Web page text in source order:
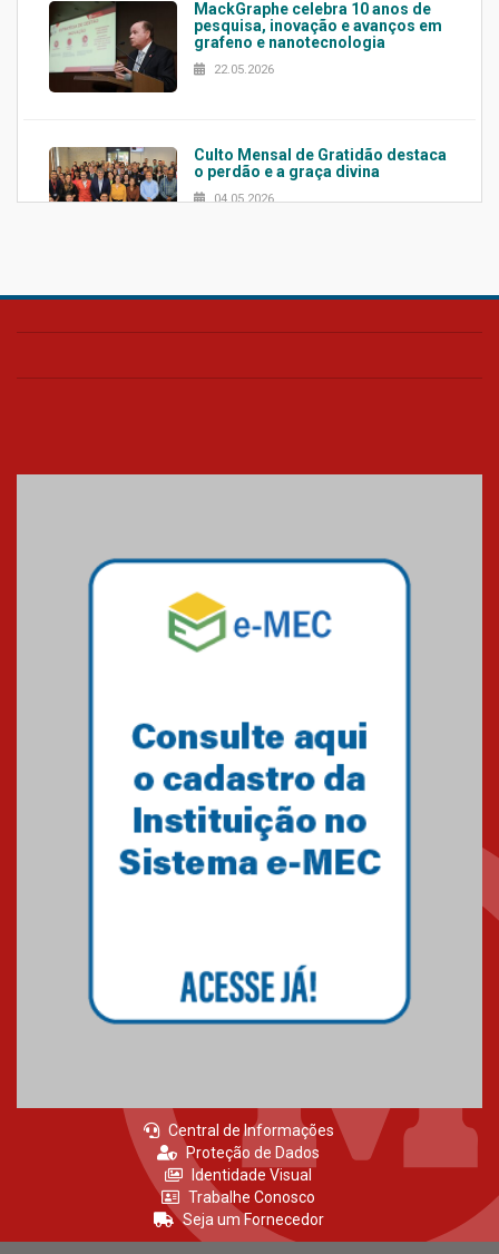
MackGraphe celebra 10 anos de
pesquisa, inovação e avanços em
grafeno e nanotecnologia
22.05.2026
Culto Mensal de Gratidão destaca
o perdão e a graça divina
04.05.2026
Confira como foi o culto mensal
Mackenzie mobiliza campanha
solidária para apoiar famílias em
Minas Gerais
Primeiro culto do ano ressalta o
27.02.2026
Central de Informações
Proteção de Dados
Identidade Visual
Trabalhe Conosco
Seja um Fornecedor